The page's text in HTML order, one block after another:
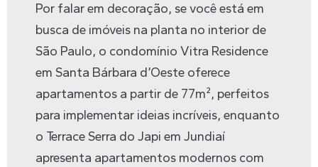
Por falar em decoração, se você está em
busca de imóveis na planta no interior de
São Paulo, o condomínio Vitra Residence
em Santa Bárbara d’Oeste oferece
apartamentos a partir de 77m², perfeitos
para implementar ideias incríveis, enquanto
o Terrace Serra do Japi em Jundiaí
apresenta apartamentos modernos com